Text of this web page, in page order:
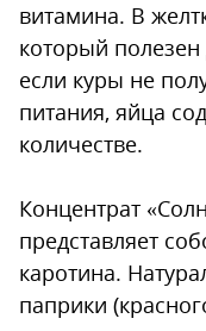
витамина. В
который
если куры не
питания, яйца
количестве.
Концентрат
представляет
каротина.
паприки